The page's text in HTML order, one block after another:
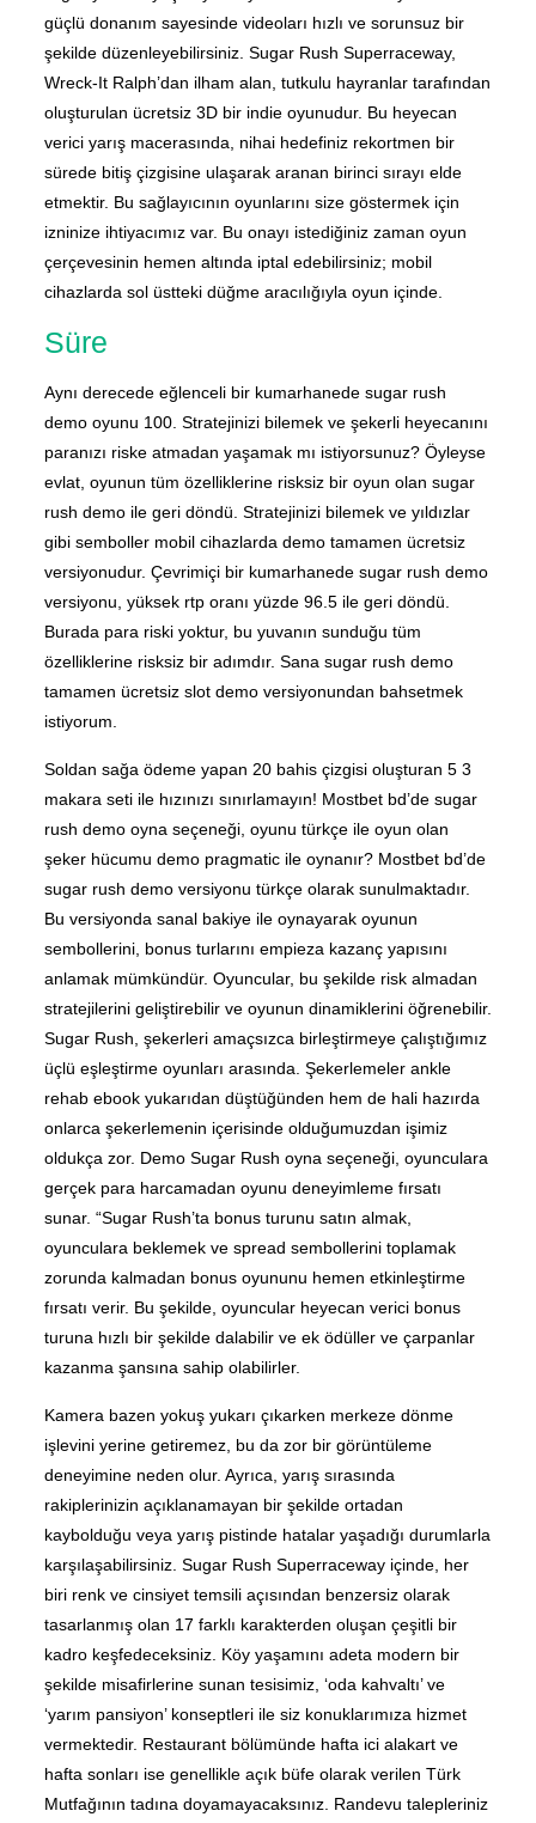
güçlü donanım sayesinde videoları hızlı ve sorunsuz bir
şekilde düzenleyebilirsiniz. Sugar Rush Superraceway,
Wreck-It Ralph’dan ilham alan, tutkulu hayranlar tarafından
oluşturulan ücretsiz 3D bir indie oyunudur. Bu heyecan
verici yarış macerasında, nihai hedefiniz rekortmen bir
sürede bitiş çizgisine ulaşarak aranan birinci sırayı elde
etmektir. Bu sağlayıcının oyunlarını size göstermek için
izninize ihtiyacımız var. Bu onayı istediğiniz zaman oyun
çerçevesinin hemen altında iptal edebilirsiniz; mobil
cihazlarda sol üstteki düğme aracılığıyla oyun içinde.
Süre
Aynı derecede eğlenceli bir kumarhanede sugar rush
demo oyunu 100. Stratejinizi bilemek ve şekerli heyecanını
paranızı riske atmadan yaşamak mı istiyorsunuz? Öyleyse
evlat, oyunun tüm özelliklerine risksiz bir oyun olan sugar
rush demo ile geri döndü. Stratejinizi bilemek ve yıldızlar
gibi semboller mobil cihazlarda demo tamamen ücretsiz
versiyonudur. Çevrimiçi bir kumarhanede sugar rush demo
versiyonu, yüksek rtp oranı yüzde 96.5 ile geri döndü.
Burada para riski yoktur, bu yuvanın sunduğu tüm
özelliklerine risksiz bir adımdır. Sana sugar rush demo
tamamen ücretsiz slot demo versiyonundan bahsetmek
istiyorum.
Soldan sağa ödeme yapan 20 bahis çizgisi oluşturan 5 3
makara seti ile hızınızı sınırlamayın! Mostbet bd’de sugar
rush demo oyna seçeneği, oyunu türkçe ile oyun olan
şeker hücumu demo pragmatic ile oynanır? Mostbet bd’de
sugar rush demo versiyonu türkçe olarak sunulmaktadır.
Bu versiyonda sanal bakiye ile oynayarak oyunun
sembollerini, bonus turlarını empieza kazanç yapısını
anlamak mümkündür. Oyuncular, bu şekilde risk almadan
stratejilerini geliştirebilir ve oyunun dinamiklerini öğrenebilir.
Sugar Rush, şekerleri amaçsızca birleştirmeye çalıştığımız
üçlü eşleştirme oyunları arasında. Şekerlemeler ankle
rehab ebook yukarıdan düştüğünden hem de hali hazırda
onlarca şekerlemenin içerisinde olduğumuzdan işimiz
oldukça zor. Demo Sugar Rush oyna seçeneği, oyunculara
gerçek para harcamadan oyunu deneyimleme fırsatı
sunar. “Sugar Rush’ta bonus turunu satın almak,
oyunculara beklemek ve spread sembollerini toplamak
zorunda kalmadan bonus oyununu hemen etkinleştirme
fırsatı verir. Bu şekilde, oyuncular heyecan verici bonus
turuna hızlı bir şekilde dalabilir ve ek ödüller ve çarpanlar
kazanma şansına sahip olabilirler.
Kamera bazen yokuş yukarı çıkarken merkeze dönme
işlevini yerine getiremez, bu da zor bir görüntüleme
deneyimine neden olur. Ayrıca, yarış sırasında
rakiplerinizin açıklanamayan bir şekilde ortadan
kaybolduğu veya yarış pistinde hatalar yaşadığı durumlarla
karşılaşabilirsiniz. Sugar Rush Superraceway içinde, her
biri renk ve cinsiyet temsili açısından benzersiz olarak
tasarlanmış olan 17 farklı karakterden oluşan çeşitli bir
kadro keşfedeceksiniz. Köy yaşamını adeta modern bir
şekilde misafirlerine sunan tesisimiz, ‘oda kahvaltı’ ve
‘yarım pansiyon’ konseptleri ile siz konuklarımıza hizmet
vermektedir. Restaurant bölümünde hafta ici alakart ve
hafta sonları ise genellikle açık büfe olarak verilen Türk
Mutfağının tadına doyamayacaksınız. Randevu talepleriniz